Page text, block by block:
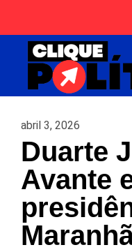
abril 3, 2026
Duarte
Avante